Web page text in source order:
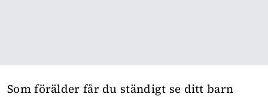
Som förälder får du ständigt se ditt barn